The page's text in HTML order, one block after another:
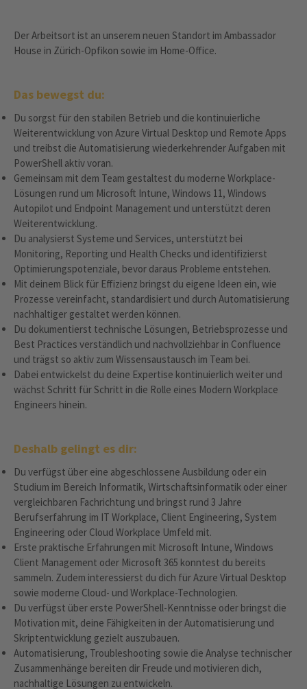
Der Arbeitsort ist an unserem neuen Standort im Ambassador
House in Zürich-Opfikon sowie im Home-Office.
Das bewegst du:
Du sorgst für den stabilen Betrieb und die kontinuierliche
Weiterentwicklung von Azure Virtual Desktop und Remote Apps
und treibst die Automatisierung wiederkehrender Aufgaben mit
PowerShell aktiv voran.
Gemeinsam mit dem Team gestaltest du moderne Workplace-
Lösungen rund um Microsoft Intune, Windows 11, Windows
Autopilot und Endpoint Management und unterstützt deren
Weiterentwicklung.
Du analysierst Systeme und Services, unterstützt bei
Monitoring, Reporting und Health Checks und identifizierst
Optimierungspotenziale, bevor daraus Probleme entstehen.
Mit deinem Blick für Effizienz bringst du eigene Ideen ein, wie
Prozesse vereinfacht, standardisiert und durch Automatisierung
nachhaltiger gestaltet werden können.
Du dokumentierst technische Lösungen, Betriebsprozesse und
Best Practices verständlich und nachvollziehbar in Confluence
und trägst so aktiv zum Wissensaustausch im Team bei.
Dabei entwickelst du deine Expertise kontinuierlich weiter und
wächst Schritt für Schritt in die Rolle eines Modern Workplace
Engineers hinein.
Deshalb gelingt es dir:
Du verfügst über eine abgeschlossene Ausbildung oder ein
Studium im Bereich Informatik, Wirtschaftsinformatik oder einer
vergleichbaren Fachrichtung und bringst rund 3 Jahre
Berufserfahrung im IT Workplace, Client Engineering, System
Engineering oder Cloud Workplace Umfeld mit.
Erste praktische Erfahrungen mit Microsoft Intune, Windows
Client Management oder Microsoft 365 konntest du bereits
sammeln. Zudem interessierst du dich für Azure Virtual Desktop
sowie moderne Cloud- und Workplace-Technologien.
Du verfügst über erste PowerShell-Kenntnisse oder bringst die
Motivation mit, deine Fähigkeiten in der Automatisierung und
Skriptentwicklung gezielt auszubauen.
Automatisierung, Troubleshooting sowie die Analyse technischer
Zusammenhänge bereiten dir Freude und motivieren dich,
nachhaltige Lösungen zu entwickeln.